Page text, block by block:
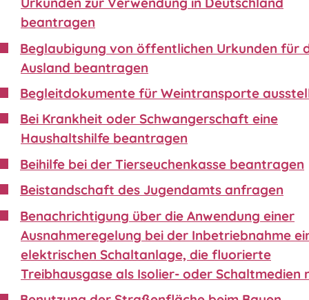
beantragen
Beglaubigung von öffentlichen Urkunden für
Ausland beantragen
Begleitdokumente für Weintransporte
Bei Krankheit oder Schwangerschaft eine
Haushaltshilfe beantragen
Beihilfe bei der Tierseuchenkasse beantragen
Beistandschaft des Jugendamts anfragen
Benachrichtigung über die Anwendung einer
Ausnahmeregelung bei der Inbetriebnahme
elektrischen Schaltanlage, die fluorierte
Treibhausgase als Isolier- oder Schaltmedien